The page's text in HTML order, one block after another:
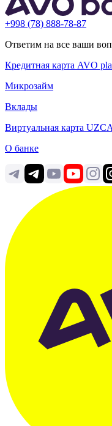
+998 (78) 888-78-87
Ответим на все ваши
Кредитная карта AVO
Микрозайм
Вклады
Виртуальная карта
О банке